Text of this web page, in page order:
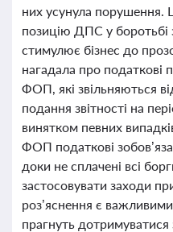
них усунула порушення.
позицію ДПС у боротьбі
стимулює бізнес до
нагадала про податкові
ФОП, які звільняються
подання звітності на
винятком певних
ФОП податкові
доки не сплачені всі
застосовувати заходи
роз’яснення є
прагнуть